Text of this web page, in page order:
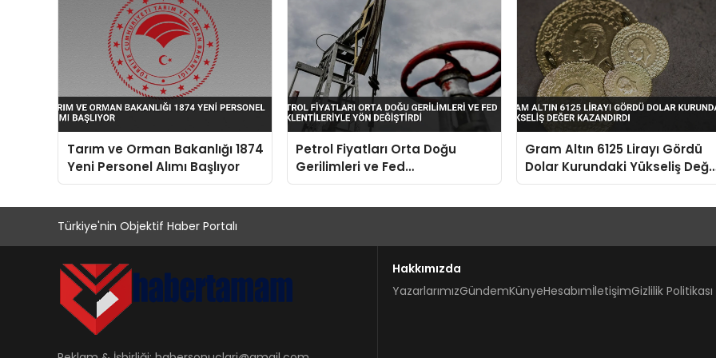
Tarım ve Orman Bakanlığı 1874
Yeni Personel Alımı Başlıyor
Petrol Fiyatları Orta Doğu
Gerilimleri ve Fed
Beklentileriyle Yön Değiştirdi
Gram Altın 6125 Lirayı Gördü
Dolar Kurundaki Yükseliş
Kazandırdı
Türkiye'nin Objektif Haber Portalı
Hakkımızda
YazarlarımızGündemKünyeHesabımİletişimGizlilik Politikası